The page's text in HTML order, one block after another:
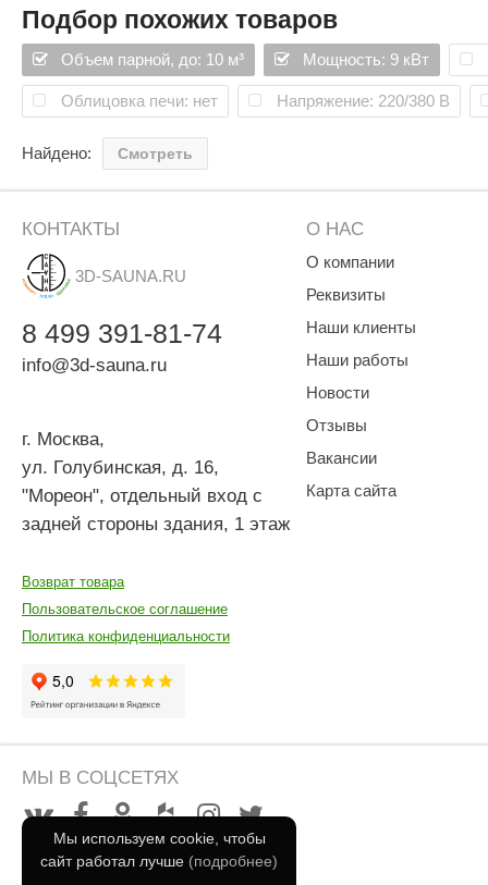
Мощность (кВт) - 9
Размер парной - 8-10 м3
Напряжение (В)- 230/380
Фаза (N~) - 1/3
Сила тока (А) - 39/14
Камни для сауны - 18-20 кг.
Размеры ДхШхВ (мм) - 410*280*570
Подбор похожих товаров
Объем парной, до: 10 м³ Мощность: 9 кВт
Облицовка печи: нет Напряжение: 220/380 В
Найдено: Смотреть
О НАС
О компании
Реквизиты
Наши клиенты
Наши работы
Новости
Отзывы
Вакансии
Карта сайта
КОНТАКТЫ
3D-SAUNA.RU
8 499 391-81-74
info@3d-sauna.ru
г. Москва,
ул. Голубинская, д. 16,
"Мореон", отдельный вход с
задней стороны здания, 1 этаж
Возврат товара
Пользовательское соглашение
Политика конфиденциальности
МЫ В СОЦСЕТЯХ
Мы используем cookie, чтобы
сайт работал лучше (подробнее)